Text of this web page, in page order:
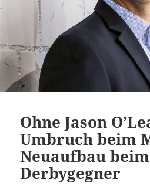
Ohne Jason
Umbruch beim
Neuaufbau beim
Derbygegner